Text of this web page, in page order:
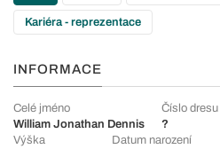
Kariéra - reprezentace
INFORMACE
Celé jméno
William Jonathan Dennis
Číslo dresu
?
Výška
Datum narození